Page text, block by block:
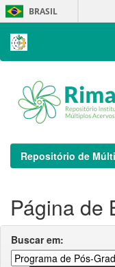
Skip
navigation
BRASIL
Repositório de
Página de
Buscar em: